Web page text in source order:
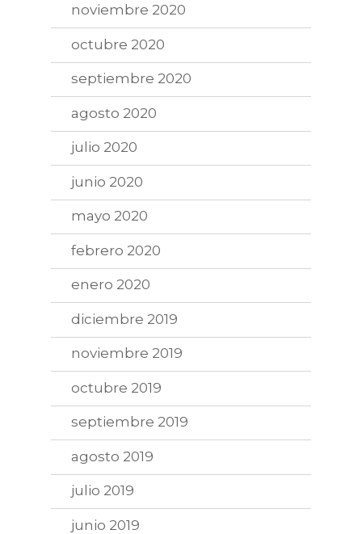
noviembre 2020
octubre 2020
septiembre 2020
agosto 2020
julio 2020
junio 2020
mayo 2020
febrero 2020
enero 2020
diciembre 2019
noviembre 2019
octubre 2019
septiembre 2019
agosto 2019
julio 2019
junio 2019